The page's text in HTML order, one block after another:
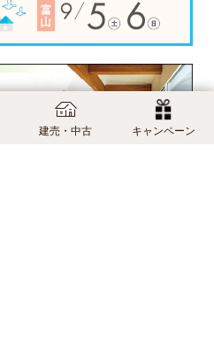
建売・中古 キャンペーン